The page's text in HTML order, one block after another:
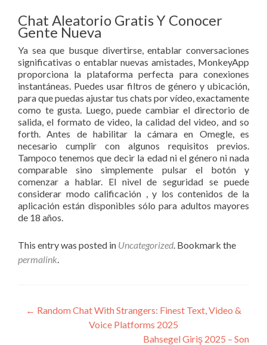
Chat Aleatorio Gratis Y Conocer
Gente Nueva
Ya sea que busque divertirse, entablar conversaciones
significativas o entablar nuevas amistades, MonkeyApp
proporciona la plataforma perfecta para conexiones
instantáneas. Puedes usar filtros de género y ubicación,
para que puedas ajustar tus chats por vídeo, exactamente
como te gusta. Luego, puede cambiar el directorio de
salida, el formato de video, la calidad del video, and so
forth. Antes de habilitar la cámara en Omegle, es
necesario cumplir con algunos requisitos previos.
Tampoco tenemos que decir la edad ni el género ni nada
comparable sino simplemente pulsar el botón y
comenzar a hablar. El nivel de seguridad se puede
considerar modo calificación , y los contenidos de la
aplicación están disponibles sólo para adultos mayores
de 18 años.
This entry was posted in Uncategorized. Bookmark the
permalink.
Post
navigation
← Random Chat With Strangers: Finest Text, Video &
Voice Platforms 2025
Bahsegel Giriş 2025 – Son